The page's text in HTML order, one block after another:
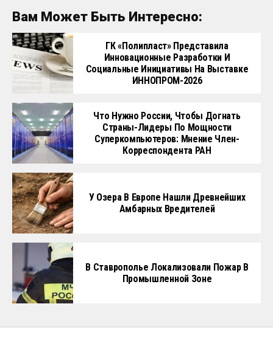
Вам Может Быть Интересно:
ГК «Полипласт» Представила
Инновационные Разработки И
Социальные Инициативы На Выставке
ИННОПРОМ-2026
Что Нужно России, Чтобы Догнать
Страны-Лидеры По Мощности
Суперкомпьютеров: Мнение Член-
Корреспондента РАН
У Озера В Европе Нашли Древнейших
Амбарных Вредителей
В Ставрополье Локализовали Пожар В
Промышленной Зоне